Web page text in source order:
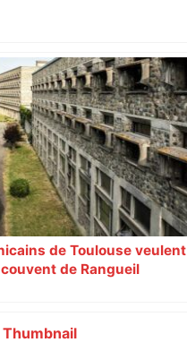
de Toulouse veulent
de Rangueil